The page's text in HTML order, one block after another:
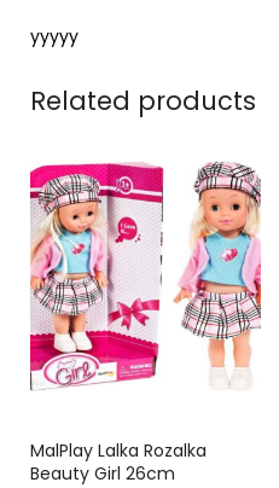
yyyyy
Related products
MalPlay Lalka Rozalka
Beauty Girl 26cm